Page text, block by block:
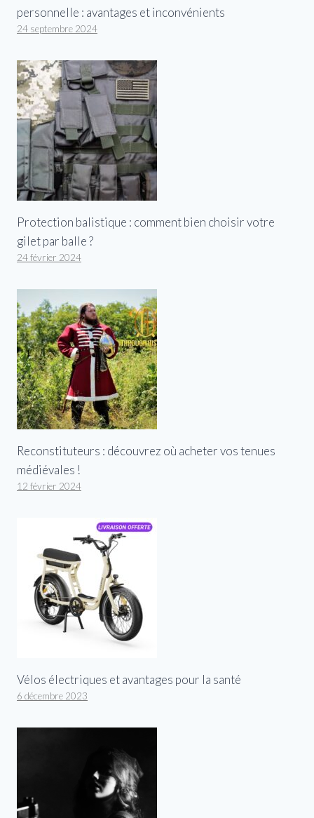
personnelle : avantages et inconvénients
24 septembre 2024
Protection balistique : comment bien choisir votre
gilet par balle ?
24 février 2024
Reconstituteurs : découvrez où acheter vos tenues
médiévales !
12 février 2024
Vélos électriques et avantages pour la santé
6 décembre 2023